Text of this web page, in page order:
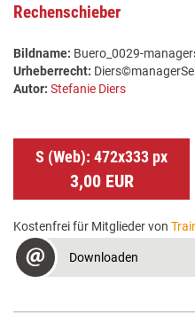
Rechenschieber
Bildname: Buero_0029-
Urheberrecht:
Autor: Stefanie Diers
S (Web): 472x333 px
3,00 EUR
Kostenfrei für Mitglieder von
Downloaden